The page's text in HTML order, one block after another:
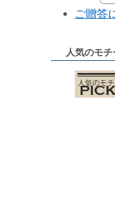
ご贈答
人気のモ